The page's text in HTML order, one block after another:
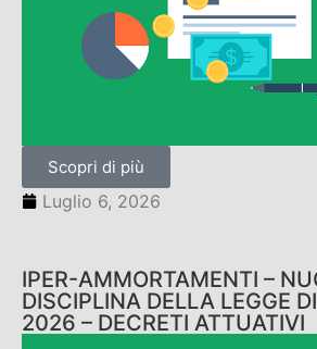
Scopri di più
Luglio 6, 2026
IPER-AMMORTAMENTI –
DISCIPLINA DELLA LEGGE
2026 – DECRETI ATTUATIVI